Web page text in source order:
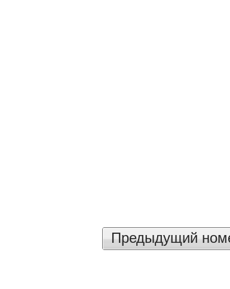
Предыдущий